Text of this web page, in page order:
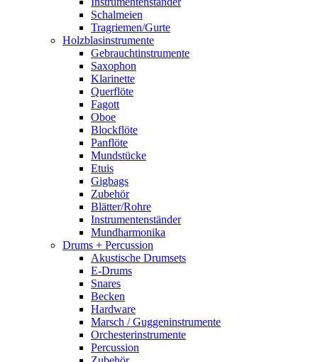
Schalmeien
Tragriemen/Gurte
Holzblasinstrumente
Gebrauchtinstrumente
Saxophon
Klarinette
Querflöte
Fagott
Oboe
Blockflöte
Panflöte
Mundstücke
Etuis
Gigbags
Zubehör
Blätter/Rohre
Instrumentenständer
Mundharmonika
Drums + Percussion
Akustische Drumsets
E-Drums
Snares
Becken
Hardware
Marsch / Guggeninstrumente
Orchesterinstrumente
Percussion